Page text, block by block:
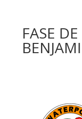
FASE